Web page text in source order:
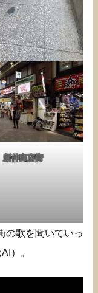
新仲商店街
の歌を聞いていっ
）。